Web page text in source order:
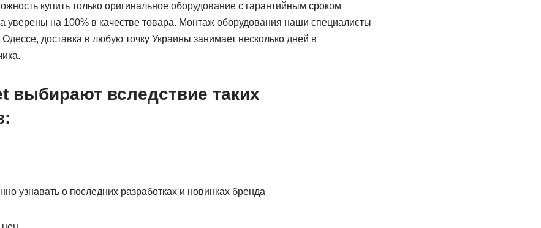
купить только оригинальное оборудование с гарантийным сроком
уверены на 100% в качестве товара. Монтаж оборудования наши специалисты
доставка в любую точку Украины занимает несколько дней в
выбирают вследствие таких
узнавать о последних разработках и новинках бренда